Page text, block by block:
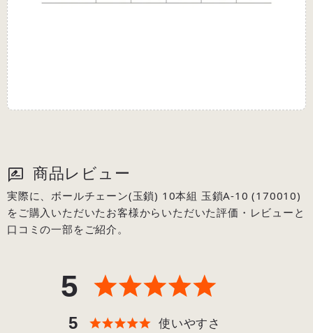
商品レビュー
実際に、ボールチェーン(玉鎖) 10本組 玉鎖A-10 (170010)
をご購入いただいたお客様からいただいた評価・レビューと
口コミの一部をご紹介。
5
5 使いやすさ